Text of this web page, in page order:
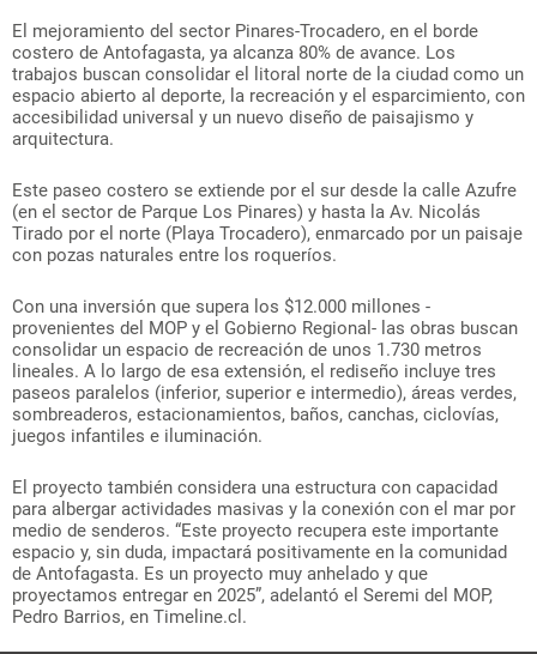
El mejoramiento del sector Pinares-Trocadero, en el borde
costero de Antofagasta, ya alcanza 80% de avance. Los
trabajos buscan consolidar el litoral norte de la ciudad como un
espacio abierto al deporte, la recreación y el esparcimiento, con
accesibilidad universal y un nuevo diseño de paisajismo y
arquitectura.
Este paseo costero se extiende por el sur desde la calle Azufre
(en el sector de Parque Los Pinares) y hasta la Av. Nicolás
Tirado por el norte (Playa Trocadero), enmarcado por un paisaje
con pozas naturales entre los roqueríos.
Con una inversión que supera los $12.000 millones -
provenientes del MOP y el Gobierno Regional- las obras buscan
consolidar un espacio de recreación de unos 1.730 metros
lineales. A lo largo de esa extensión, el rediseño incluye tres
paseos paralelos (inferior, superior e intermedio), áreas verdes,
sombreaderos, estacionamientos, baños, canchas, ciclovías,
juegos infantiles e iluminación.
El proyecto también considera una estructura con capacidad
para albergar actividades masivas y la conexión con el mar por
medio de senderos. “Este proyecto recupera este importante
espacio y, sin duda, impactará positivamente en la comunidad
de Antofagasta. Es un proyecto muy anhelado y que
proyectamos entregar en 2025”, adelantó el Seremi del MOP,
Pedro Barrios, en Timeline.cl.